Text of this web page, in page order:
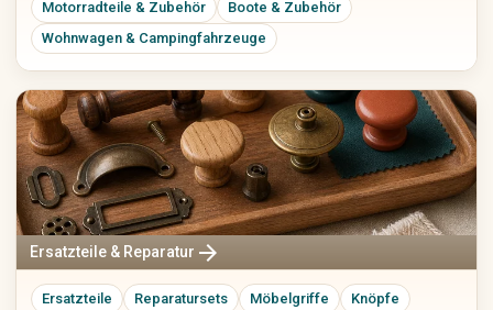
Motorradteile & Zubehör
Boote & Zubehör
Wohnwagen & Campingfahrzeuge
Ersatzteile & Reparatur arrow_forward
Ersatzteile Reparatursets Möbelgriffe
Knöpfe